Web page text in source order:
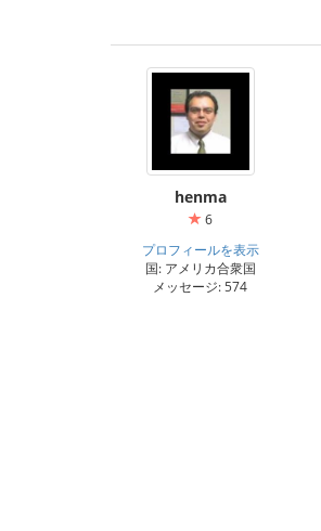
henma
6
プロフィールを表示
国: アメリカ合衆国
メッセージ: 574